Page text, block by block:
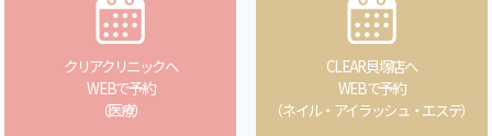
クリアクリニックへ
WEBで予約
（医療）
CLEAR貝塚店へ
WEBで予約
（ネイル・アイラッシュ・エステ）